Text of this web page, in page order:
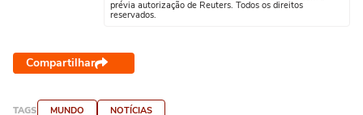
prévia autorização de Reuters. Todos os direitos
reservados.
Compartilhar
TAGS MUNDO NOTÍCIAS